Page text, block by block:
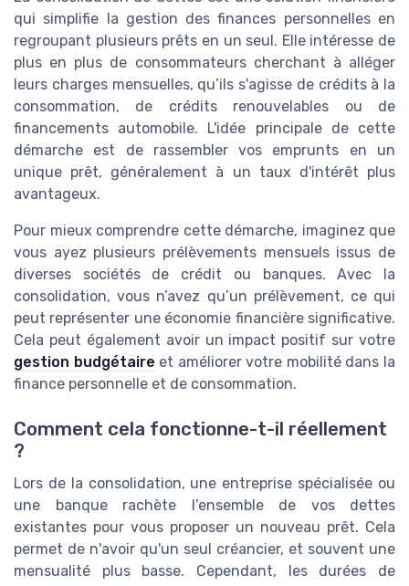
qui simplifie la gestion des finances personnelles en
regroupant plusieurs prêts en un seul. Elle intéresse de
plus en plus de consommateurs cherchant à alléger
leurs charges mensuelles, qu’ils s'agisse de crédits à la
consommation, de crédits renouvelables ou de
financements automobile. L'idée principale de cette
démarche est de rassembler vos emprunts en un
unique prêt, généralement à un taux d'intérêt plus
avantageux.
Pour mieux comprendre cette démarche, imaginez que
vous ayez plusieurs prélèvements mensuels issus de
diverses sociétés de crédit ou banques. Avec la
consolidation, vous n’avez qu’un prélèvement, ce qui
peut représenter une économie financière significative.
Cela peut également avoir un impact positif sur votre
gestion budgétaire et améliorer votre mobilité dans la
finance personnelle et de consommation.
Comment cela fonctionne-t-il réellement
?
Lors de la consolidation, une entreprise spécialisée ou
une banque rachète l’ensemble de vos dettes
existantes pour vous proposer un nouveau prêt. Cela
permet de n'avoir qu'un seul créancier, et souvent une
mensualité plus basse. Cependant, les durées de